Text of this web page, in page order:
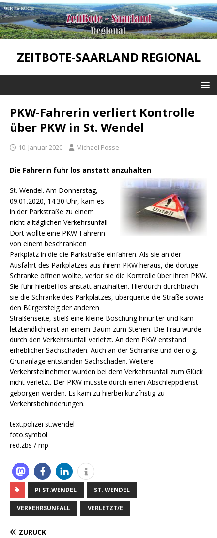
ZEITBOTE-SAARLAND REGIONAL
PKW-Fahrerin verliert Kontrolle
über PKW in St. Wendel
10. Januar 2020 Michael Posse
Die Fahrerin fuhr los anstatt anzuhalten
St. Wendel. Am Donnerstag,
09.01.2020, 14.30 Uhr, kam es
in der Parkstraße zu einem
nicht alltäglichen Verkehrsunfall.
Dort wollte eine PKW-Fahrerin
von einem beschrankten
Parkplatz in die die Parkstraße einfahren. Als sie an der
Ausfahrt des Parkplatzes aus ihrem PKW heraus, die dortige
Schranke öffnen wollte, verlor sie die Kontrolle über ihren PKW.
Sie fuhr hierbei los anstatt anzuhalten. Hierdurch durchbrach
sie die Schranke des Parkplatzes, überquerte die Straße sowie
den Bürgersteig der anderen
Straßenseite, stieß eine kleine Böschung hinunter und kam
letztendlich erst an einem Baum zum Stehen. Die Frau wurde
durch den Verkehrsunfall verletzt. An dem PKW entstand
erheblicher Sachschaden. Auch an der Schranke und der o.g.
Grünanlage entstanden Sachschäden. Weitere
Verkehrsteilnehmer wurden bei dem Verkehrsunfall zum Glück
nicht verletzt. Der PKW musste durch einen Abschleppdienst
geborgen werden. Es kam zu hierbei kurzfristig zu
Verkehrsbehinderungen.
text.polizei st.wendel
foto.symbol
red.zbs / mp
PI ST.WENDEL ST. WENDEL
VERKEHRSUNFALL VERLETZT/E
ZURÜCK